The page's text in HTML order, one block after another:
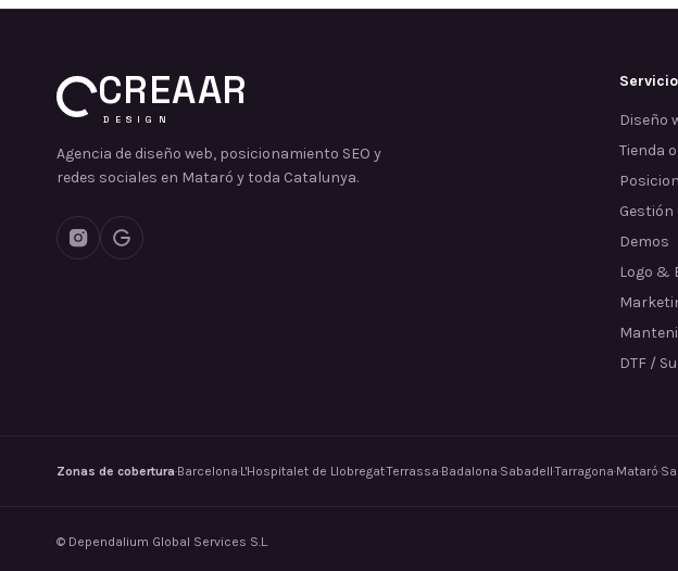
CREAAR
DESIGN
Agencia de diseño web, posicionamiento SEO y
redes sociales en Mataró y toda Catalunya.
Diseño
Tienda
Gestión
Demos
Logo &
DTF /
Zonas de cobertura·Barcelona·L'Hospitalet de Llobregat·Terrassa·Badalona·Sabadell·Tarragona·Mataró·
© Dependalium Global Services S.L.